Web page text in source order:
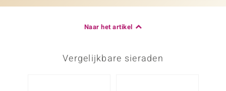
Naar het artikel
Vergelijkbare sieraden